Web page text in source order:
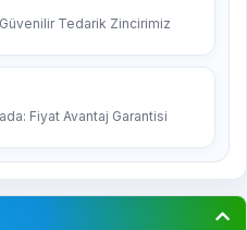
Tedarik Zincirimiz
Fiyat Avantaj Garantisi